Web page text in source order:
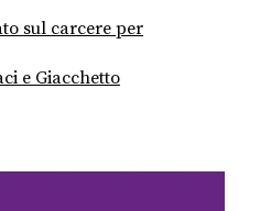
sul carcere per
e Giacchetto